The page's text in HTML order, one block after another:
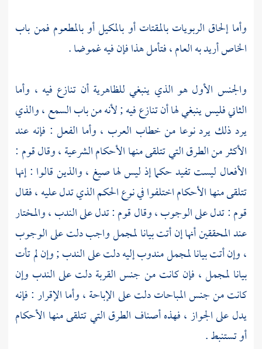
وأما إلحاق الربويات بالمقتات أو بالمكيل أو بالمطعوم فمن باب
الخاص أريد به العام ، فتأمل هذا فإن فيه غموضا .
والجنس الأول هو الذي ينبغي للظاهرية أن تنازع فيه ، وأما
الثاني فليس ينبغي لها أن تنازع فيه ; لأنه من باب السمع ، والذي
يرد ذلك يرد نوعا من خطاب العرب ، وأما الفعل : فإنه عند
الأكثر من الطرق التي تتلقى منها الأحكام الشرعية ، وقال قوم :
الأفعال ليست تفيد حكما إذ ليس لها صيغ ، والذين قالوا : إنها
تتلقى منها الأحكام اختلفوا في نوع الحكم الذي تدل عليه ، فقال
قوم : تدل على الوجوب ، وقال قوم : تدل على الندب ، والمختار
عند المحققين أنها إن أتت بيانا لمجمل واجب دلت على الوجوب
، وإن أتت بيانا لمجمل مندوب إليه دلت على الندب ; وإن لم تأت
بيانا لمجمل ، فإن كانت من جنس القربة دلت على الندب وإن
كانت من جنس المباحات دلت على الإباحة ، وأما الإقرار : فإنه
يدل على الجواز ، فهذه أصناف الطرق التي تتلقى منها الأحكام
أو تستنبط .